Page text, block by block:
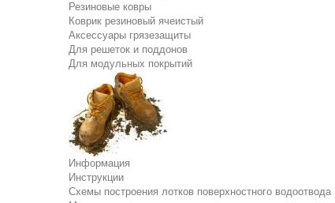
Резиновые ковры
Коврик резиновый ячеистый
Аксессуары грязезащиты
Для решеток и поддонов
Для модульных покрытий
Информация
Инструкции
Схемы построения лотков поверхностного водоотвода